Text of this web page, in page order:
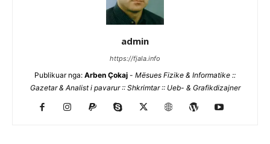
admin
https://fjala.info
Publikuar nga: Arben Çokaj - Mësues Fizike & Informatike ::
Gazetar & Analist i pavarur :: Shkrimtar :: Ueb- & Grafikdizajner